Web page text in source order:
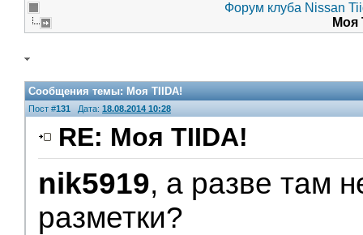
Форум клуба Nissan
Моя
Сообщения темы:Моя TIIDA!
Пост #131 Дата: 18.08.2014 10:28
RE: Моя TIIDA!
nik5919, а разве там
разметки?